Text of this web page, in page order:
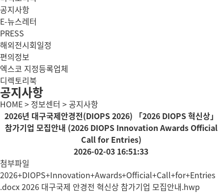
공지사항
E-뉴스레터
PRESS
해외전시회일정
편의정보
엑스코 지정등록업체
디렉토리북
공지사항
HOME > 정보센터 > 공지사항
2026년 대구국제안경전(DIOPS 2026) 「2026 DIOPS 혁신상」
참가기업 모집안내 (2026 DIOPS Innovation Awards Official
Call for Entries)
2026-02-03 16:51:33
첨부파일
2026+DIOPS+Innovation+Awards+Official+Call+for+Entries
.docx2026 대구국제 안경전 혁신상 참가기업 모집안내.hwp